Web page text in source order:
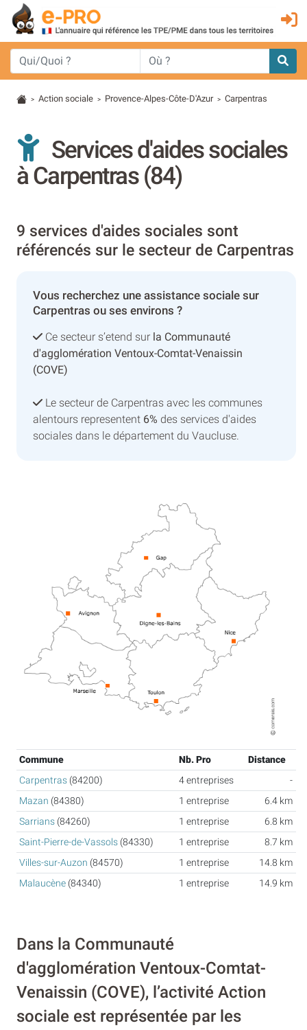
> Action sociale > Provence-Alpes-Côte-D'Azur > Carpentras
Services d'aides sociales
à Carpentras (84)
9 services d'aides sociales sont
référencés sur le secteur de Carpentras
Vous recherchez une assistance sociale sur
Carpentras ou ses environs ?
Ce secteur s’etend sur la Communauté
d'agglomération Ventoux-Comtat-Venaissin
(COVE)
Le secteur de Carpentras avec les communes
alentours representent 6% des services d'aides
sociales dans le département du Vaucluse.
Commune Nb. Pro
Distance
Carpentras (84200) 4 entreprises
-
Mazan (84380) 1 entreprise
6.4 km
Sarrians (84260) 1 entreprise
6.8 km
Saint-Pierre-de-Vassols (84330) 1 entreprise
8.7 km
Villes-sur-Auzon (84570) 1 entreprise
14.8 km
Malaucène (84340) 1 entreprise 14.9 km
Dans la Communauté
d'agglomération Ventoux-Comtat-
Venaissin (COVE), l’activité Action
sociale est représentée par les